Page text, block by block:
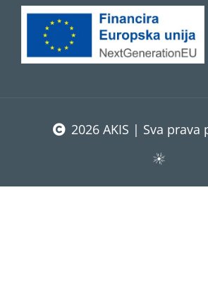
2026 AKIS | Sva prava